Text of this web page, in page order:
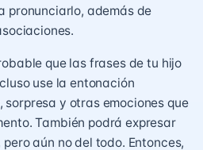
pronunciarlo, además de
que las frases de tu hijo
use la entonación
y otras emociones que
También podrá expresar
aún no del todo. Entonces,